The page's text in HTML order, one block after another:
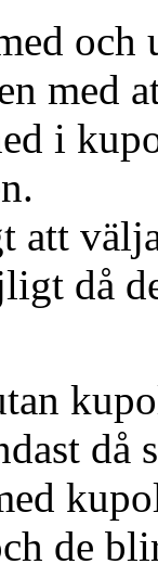
och
med
i
att
då
då
de